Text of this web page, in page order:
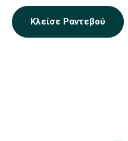
Κλείσε Ραντεβού